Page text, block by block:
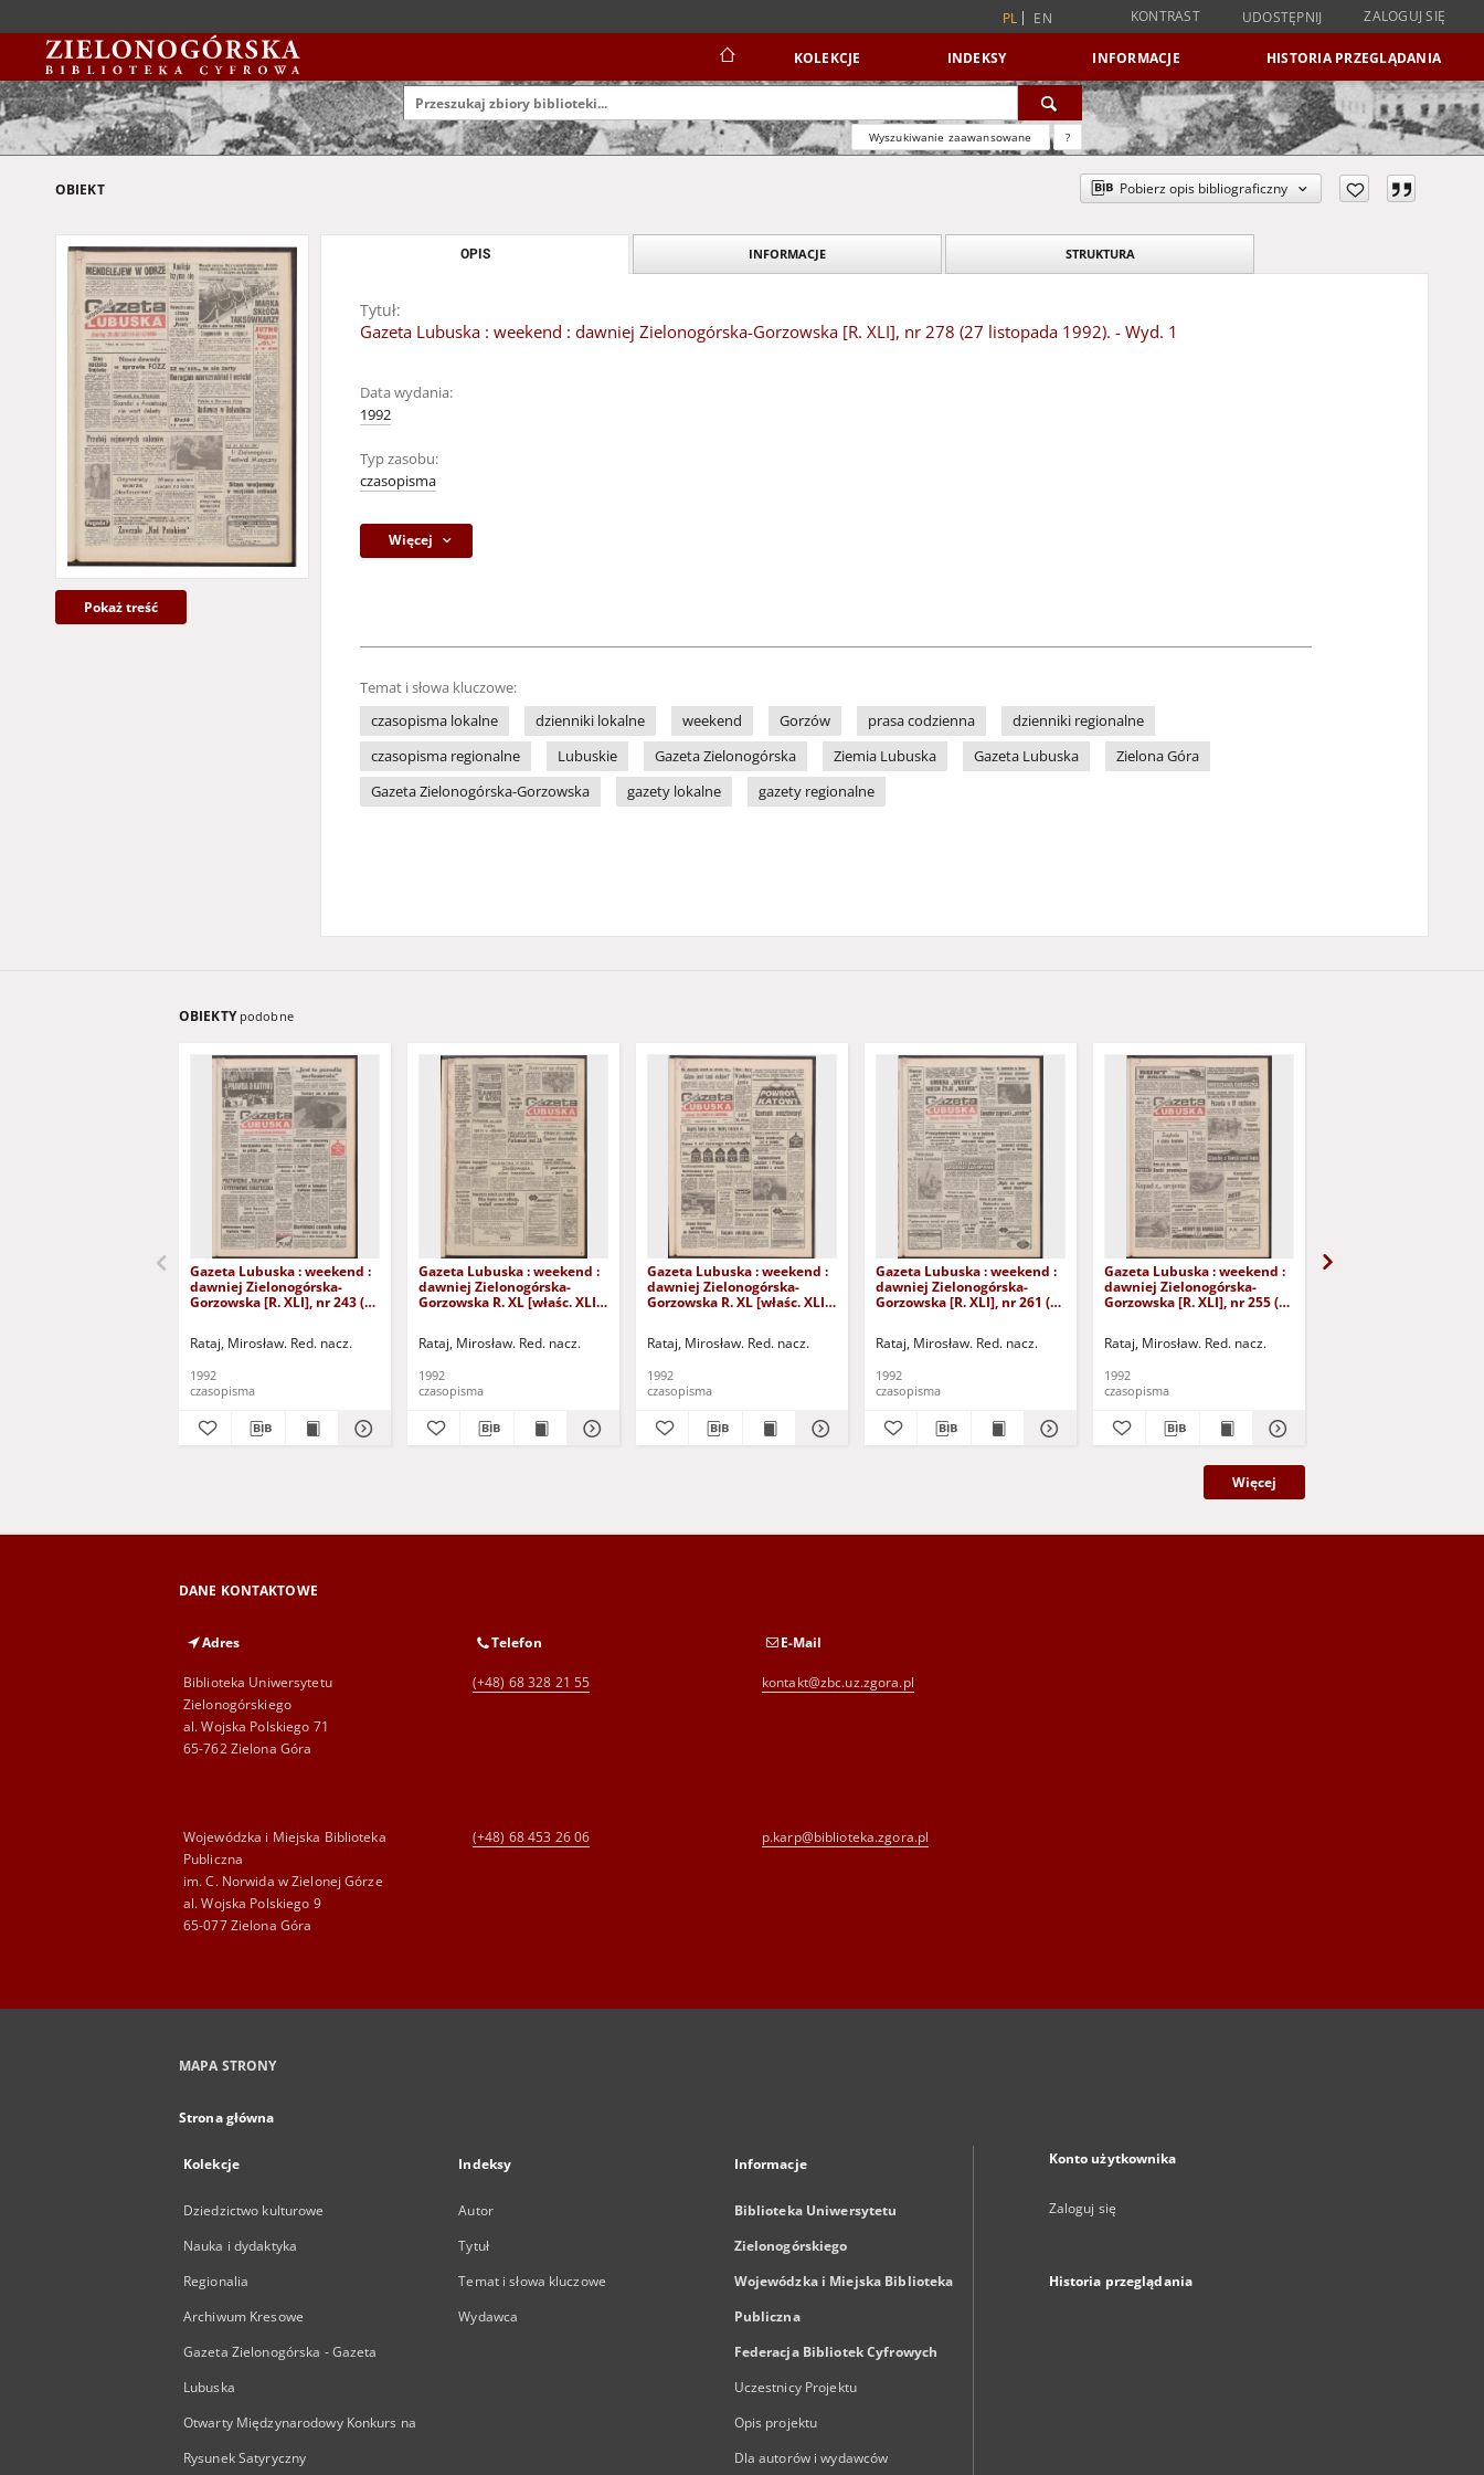
PL EN KONTRAST UDOSTĘPNIJ ZALOGUJ SIĘ
KOLEKCJE INDEKSY INFORMACJE HISTORIA PRZEGLĄDANIA
Wyszukiwanie zaawansowane ?
OBIEKT Pobierz opis bibliograficzny
Pokaż treść
OPIS INFORMACJE STRUKTURA
Tytuł:
Gazeta Lubuska : weekend : dawniej Zielonogórska-Gorzowska [R. XLI], nr 278 (27 listopada 1992). - Wyd. 1
Data wydania:
1992
Typ zasobu:
czasopisma
Więcej
Temat i słowa kluczowe:
czasopisma lokalne
dzienniki lokalne weekend Gorzów prasa codzienna
dzienniki regionalne
czasopisma regionalne
Lubuskie Gazeta Zielonogórska Ziemia Lubuska Gazeta Lubuska
Zielona Góra
Gazeta Zielonogórska-Gorzowska
gazety lokalne gazety regionalne
OBIEKTY podobne
Gazeta Lubuska : weekend :
dawniej Zielonogórska-
Gorzowska [R. XLI], nr 243 (16
Rataj, Mirosław. Red. nacz.
1992
czasopisma
Gazeta Lubuska : weekend :
dawniej Zielonogórska-
Gorzowska R. XL [właśc. XLI],
Rataj, Mirosław. Red. nacz.
1992
czasopisma
Gazeta Lubuska : weekend :
dawniej Zielonogórska-
Gorzowska R. XL [właśc. XLI],
Rataj, Mirosław. Red. nacz.
1992
czasopisma
Gazeta Lubuska : weekend :
dawniej Zielonogórska-
Gorzowska [R. XLI], nr 261 (6
Rataj, Mirosław. Red. nacz.
1992
czasopisma
Gazeta Lubuska : weekend :
dawniej Zielonogórska-
Gorzowska [R. XLI], nr 255 (30
Rataj, Mirosław. Red. nacz.
1992
czasopisma
Więcej
DANE KONTAKTOWE
Adres
Biblioteka Uniwersytetu
Zielonogórskiego
al. Wojska Polskiego 71
65-762 Zielona Góra
Telefon
(+48) 68 328 21 55
E-Mail
kontakt@zbc.uz.zgora.pl
Wojewódzka i Miejska Biblioteka
Publiczna
im. C. Norwida w Zielonej Górze
al. Wojska Polskiego 9
65-077 Zielona Góra
(+48) 68 453 26 06 p.karp@biblioteka.zgora.pl
MAPA STRONY
Strona główna
Kolekcje
Dziedzictwo kulturowe
Nauka i dydaktyka
Regionalia
Archiwum Kresowe
Gazeta Zielonogórska - Gazeta
Lubuska
Otwarty Międzynarodowy Konkurs na
Rysunek Satyryczny
Indeksy
Autor
Tytuł
Temat i słowa kluczowe
Wydawca
Informacje
Biblioteka Uniwersytetu
Zielonogórskiego
Wojewódzka i Miejska Biblioteka
Publiczna
Federacja Bibliotek Cyfrowych
Uczestnicy Projektu
Opis projektu
Dla autorów i wydawców
Konto użytkownika
Zaloguj się
Historia przeglądania